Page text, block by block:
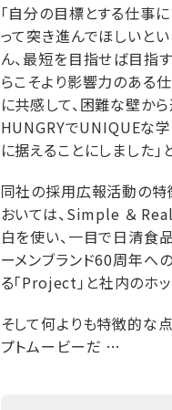
「自分の目標とする仕事
って突き進んでほしいと
ん、最短を目指せば目指
らこそより影響力のある
に共感して、困難な壁か
HUNGRYでUNIQUEな学
に据えることにしました
同社の採用広報活動の特
おいては、Simple ＆
白を使い、一目で日清食
ーメンブランド60周年へ
る「Project」と社内のホ
そして何よりも特徴的な
プトムービーだ …